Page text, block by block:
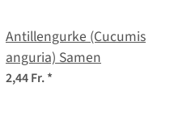
Antillengurke (Cucumis
anguria) Samen
2,44 Fr.*